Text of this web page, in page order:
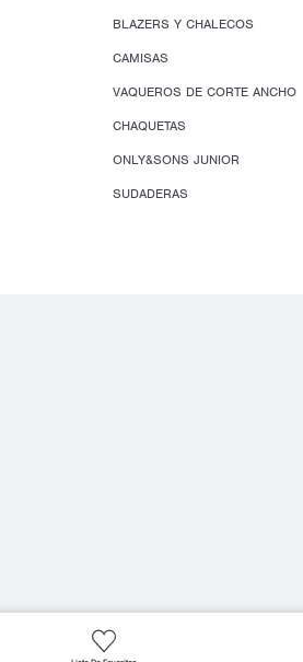
BLAZERS Y CHALECOS
CAMISAS
VAQUEROS DE CORTE ANCHO
CHAQUETAS
ONLY&SONS JUNIOR
SUDADERAS